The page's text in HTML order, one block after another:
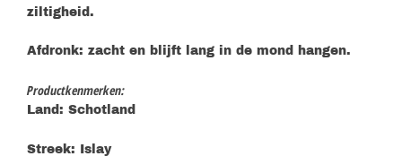
ziltigheid.
Afdronk: zacht en blijft lang in de mond hangen.
Productkenmerken:
Land: Schotland
Streek: Islay